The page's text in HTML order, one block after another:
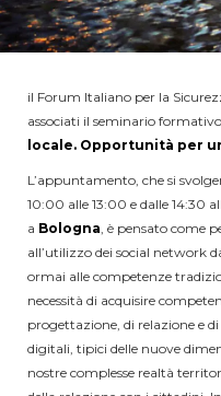
il Forum Italiano per la
associati il seminario
locale. Opportunità per
L’appuntamento, che si
10:00 alle 13:00 e dalle 14:30
a Bologna, è pensato come
all’utilizzo dei social network
ormai alle competenze
necessità di acquisire
progettazione, di relazione e
digitali, tipici delle nuove
nostre complesse realtà